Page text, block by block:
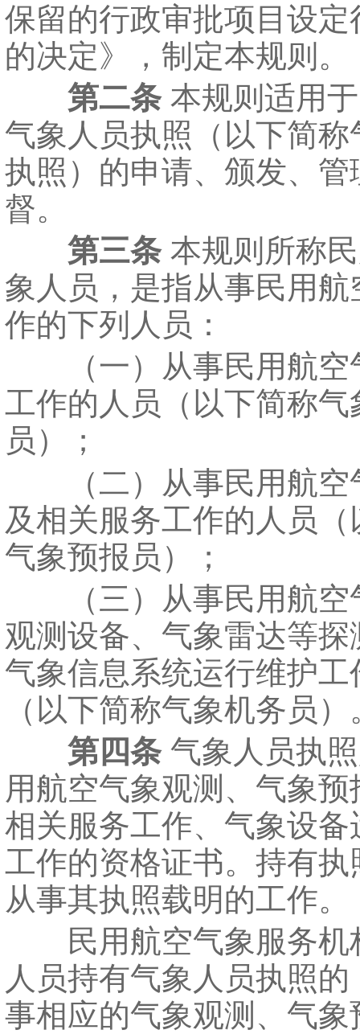
保留的行政审批项目设定
的决定》，制定本规则。
第二条本规则适用
气象人员执照（以下简称
执照）的申请、颁发、管
督。
第三条本规则所称
象人员，是指从事民用航
作的下列人员：
（一）从事民用航空
工作的人员（以下简称气
员）；
（二）从事民用航空
及相关服务工作的人员（
气象预报员）；
（三）从事民用航空
观测设备、气象雷达等探
气象信息系统运行维护工
（以下简称气象机务员）
第四条气象人员执
用航空气象观测、气象预
相关服务工作、气象设备
工作的资格证书。持有执
从事其执照载明的工作。
民用航空气象服务机
人员持有气象人员执照
事相应的气象观测、气象